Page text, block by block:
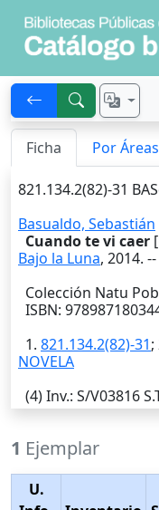
Ficha Por Áreas
821.134.2(82)-31
Basualdo, Sebastián
Cuando te vi caer
Bajo la Luna, 2014. --
Colección Natu
ISBN:
1. 821.134.2(82)-31;
NOVELA
(4)Inv.: S/V03816
1 Ejemplar
U.